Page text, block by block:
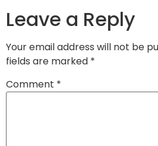
Leave a Reply
Your email address will not be
fields are marked *
Comment *